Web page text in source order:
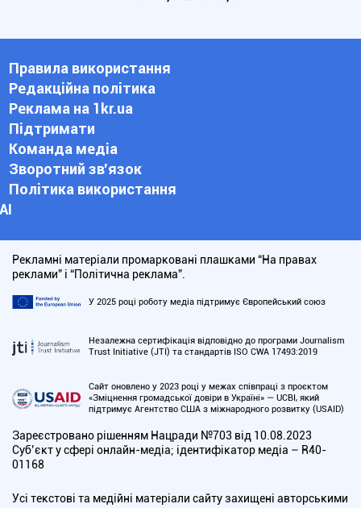
Правила використання
Редакційна політика
Реклама на 1kr.ua
Підтримати
Команда медіа
Зворотний зв'язок
Політика використання
АІ
Рекламні матеріали промарковані плашками “На правах
реклами” і “Політична реклама”.
У 2025 році роботу медіа підтримує Європейський союз
Незалежна сертифікація відповідно до програми Journalism
Trust Initiative (JTI) та стандартів ISO CWA 17493:2019
Сайт оновлено у 2023 році у межах співпраці з проєктом
«Зміцнення громадської довіри в Україні» — UCBI, який
підтримує Агентство США з міжнародного розвитку (USAID)
Зареєстровано рішенням Нацради №703 від 10.08.2023
Cуб’єкт у сфері онлайн-медіа; ідентифікатор медіа – R40-
01168
Усі текстові та медійні матеріали сайту захищені авторськими